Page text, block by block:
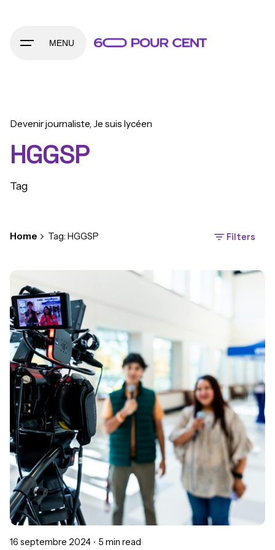
content
MENU
Devenir journaliste Je suis lycéen
HGGSP
Tag
Home Tag: HGGSP Filters
Posted by
Kévin Dumarcet Belbéoc'h
16 septembre 2024 5 min read